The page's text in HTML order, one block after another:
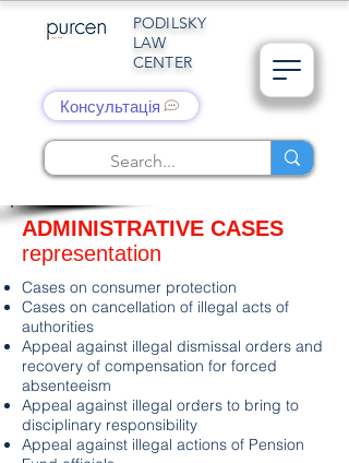
PODILSKY
LAW
CENTER
Консультація
ADMINISTRATIVE CASES
representation
Cases on consumer protection
Cases on cancellation of illegal acts of
authorities
Appeal against illegal dismissal orders and
recovery of compensation for forced
absenteeism
Appeal against illegal orders to bring to
disciplinary responsibility
Appeal against illegal actions of Pension